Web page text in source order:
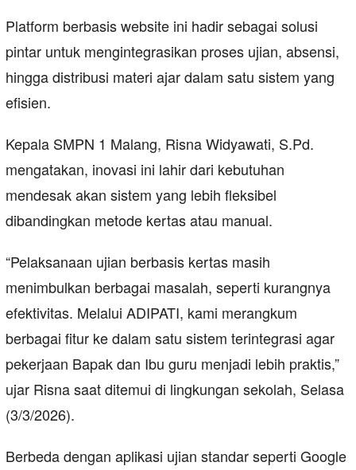
Platform berbasis website ini hadir sebagai solusi
pintar untuk mengintegrasikan proses ujian, absensi,
hingga distribusi materi ajar dalam satu sistem yang
efisien.
Kepala SMPN 1 Malang, Risna Widyawati, S.Pd.
mengatakan, inovasi ini lahir dari kebutuhan
mendesak akan sistem yang lebih fleksibel
dibandingkan metode kertas atau manual.
“Pelaksanaan ujian berbasis kertas masih
menimbulkan berbagai masalah, seperti kurangnya
efektivitas. Melalui ADIPATI, kami merangkum
berbagai fitur ke dalam satu sistem terintegrasi agar
pekerjaan Bapak dan Ibu guru menjadi lebih praktis,”
ujar Risna saat ditemui di lingkungan sekolah, Selasa
(3/3/2026).
Berbeda dengan aplikasi ujian standar seperti Google